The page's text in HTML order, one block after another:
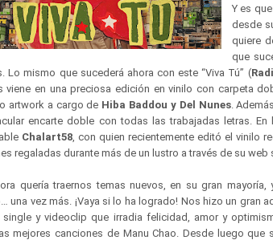
Y es
desde
quiere
que
Lo mismo que sucederá ahora con este “Viva Tú” (
viene en una preciosa edición en vinilo con carpeta
artwork a cargo de Hiba Baddou y Del Nunes.
encarte doble con todas las trabajadas letras.
Chalart58, con quien recientemente editó el vinilo
regaladas durante más de un lustro a través de su web
quería traernos temas nuevos, en su gran
una vez más. ¡Vaya si lo ha logrado! Nos hizo un gran
single y videoclip que irradia felicidad, amor y
mejores canciones de Manu Chao. Desde luego